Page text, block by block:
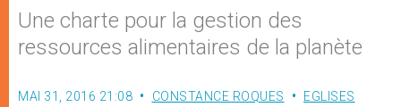
Une charte pour la gestion des
ressources alimentaires de la planète
MAI 31, 2016 21:08 CONSTANCE ROQUES
EGLISES